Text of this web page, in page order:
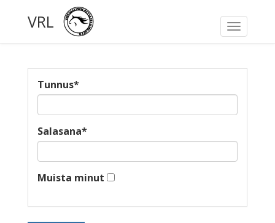
Toggle
VRL
Tunnus*
Salasana*
Muista minut